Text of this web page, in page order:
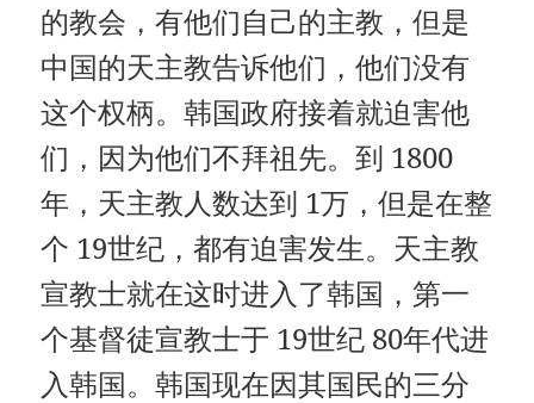
的教会，有他们自己的主教，但是
中国的天主教告诉他们，他们没有
这个权柄。韩国政府接着就迫害他
们，因为他们不拜祖先。到 1800
年，天主教人数达到 1万，但是在整
个 19世纪，都有迫害发生。天主教
宣教士就在这时进入了韩国，第一
个基督徒宣教士于 19世纪 80年代进
入韩国。韩国现在因其国民的三分